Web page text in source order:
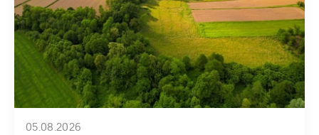
05.08.2026